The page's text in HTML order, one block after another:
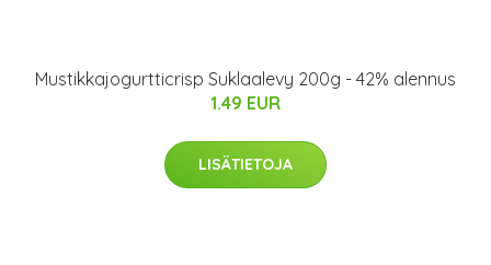
Mustikkajogurtticrisp Suklaalevy 200g - 42% alennus
1.49 EUR
LISÄTIETOJA